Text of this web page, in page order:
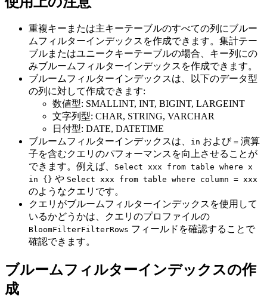
重複キーまたは主キーテーブルのすべての列にブルー
ムフィルターインデックスを作成できます。集計テー
ブルまたはユニークキーテーブルの場合、キー列にの
みブルームフィルターインデックスを作成できます。
ブルームフィルターインデックスは、以下のデータ型
の列に対して作成できます:
数値型: SMALLINT, INT, BIGINT, LARGEINT
文字列型: CHAR, STRING, VARCHAR
日付型: DATE, DATETIME
ブルームフィルターインデックスは、
in および = 演算
子を含むクエリのパフォーマンスを向上させることが
できます。例えば、
Select xxx from table where x
in {} や Select xxx from table where column = xxx
のようなクエリです。
クエリがブルームフィルターインデックスを使用して
いるかどうかは、クエリのプロファイルの
BloomFilterFilterRows フィールドを確認することで
確認できます。
ブルームフィルターインデックスの作
成